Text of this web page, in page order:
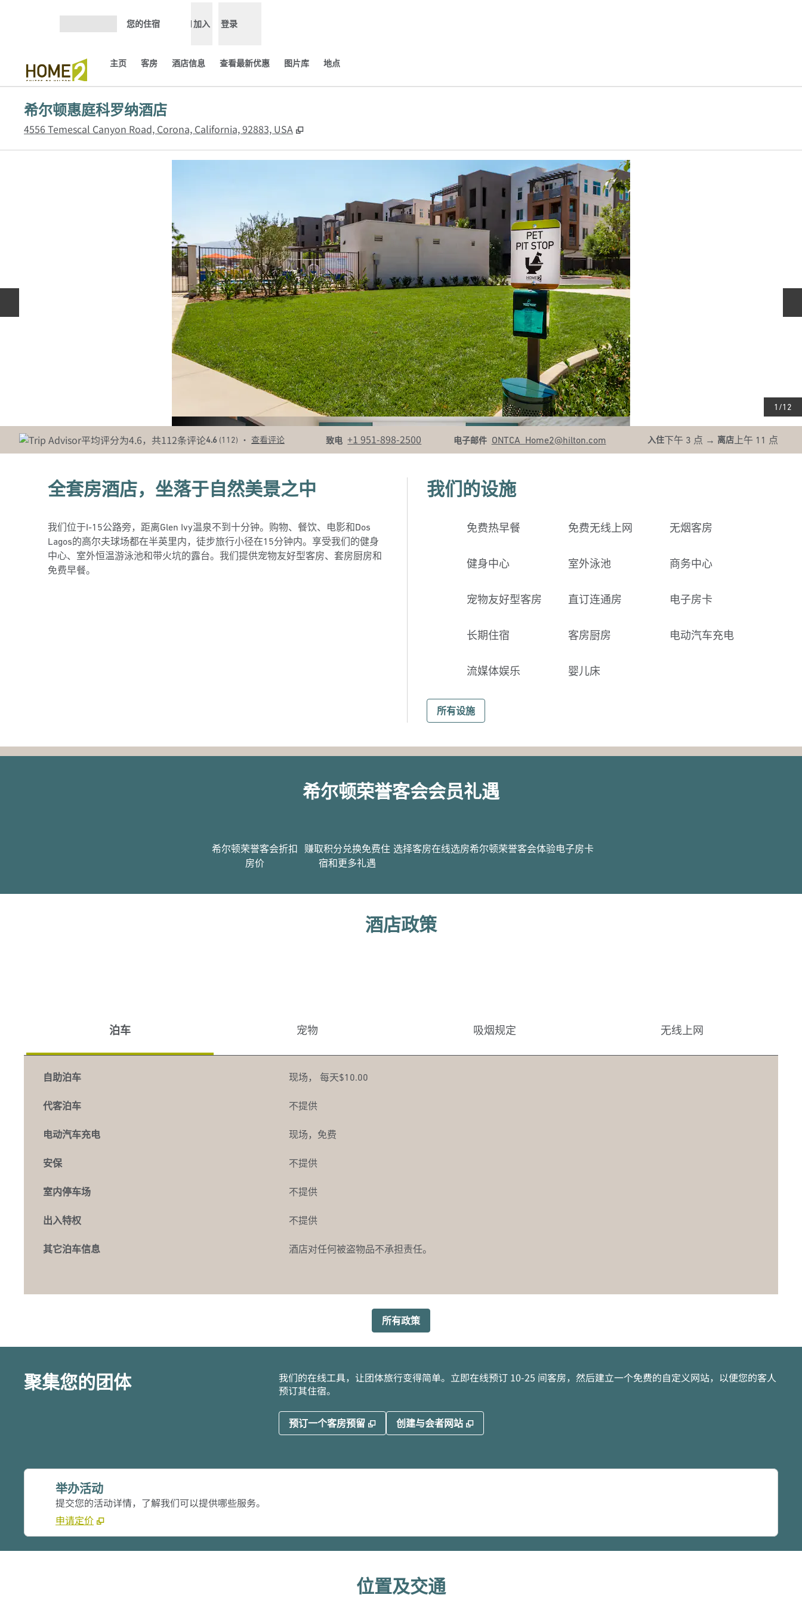
您的住宿 加入 登录
主页 客房 酒店信息 查看最新优惠​ 图片库 地点
希尔顿惠庭科罗纳酒店
4556 Temescal Canyon Road, Corona, California, 92883, USA ,
1 /12
4.6 (112) • 查看评论 致电
电话 +1 951-898-2500 电子邮件
电子邮件 ONTCA_Home2@hilton.com 入住下午 3 点 → 离店 上午 11 点
全套房酒店，坐落于自然美景之中
我们位于I-15公路旁，距离Glen Ivy温泉不到十分钟。购物、餐饮、电影和Dos
Lagos的高尔夫球场都在半英里内，徒步旅行小径在15分钟内。享受我们的健身
中心、室外恒温游泳池和带火坑的露台。我们提供宠物友好型客房、套房厨房和
免费早餐。
我们的设施
免费热早餐 免费无线上网 无烟客房
健身中心 室外泳池 商务中心
宠物友好型客房 直订连通房 电子房卡
长期住宿 客房厨房 电动汽车充电
流媒体娱乐 婴儿床
所有设施
希尔顿荣誉客会会员礼遇
希尔顿荣誉客会折扣
房价
赚取积分兑换免费住
宿和更多礼遇
选择客房在线选房希尔顿荣誉客会体验电子房卡
酒店政策
泊车 宠物 吸烟规定 无线上网
自助泊车 现场 ， 每天$10.00
代客泊车 不提供
电动汽车充电 现场 ，免费
安保 不提供
室内停车场 不提供
出入特权 不提供
其它泊车信息 酒店对任何被盗物品不承担责任。
所有政策
聚集您的团体
我们的在线工具，让团体旅行变得简单。立即在线预订 10-25 间客房，然后建立一个免费的自定义网站，以便您的客人
预订其住宿。
预订一个客房预留 , 打开新选项卡
创建与会者网站 ,
举办活动
提交您的活动详情，了解我们可以提供哪些服务。
申请定价
位置及交通